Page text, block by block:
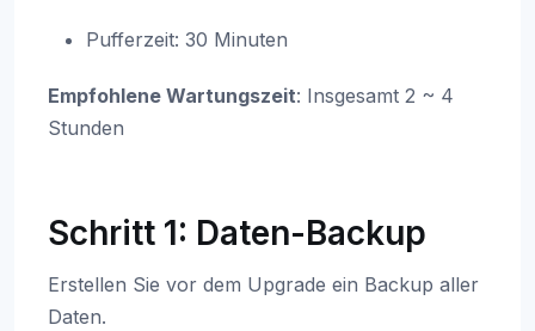
Pufferzeit: 30 Minuten
Empfohlene Wartungszeit: Insgesamt 2 ~ 4
Stunden
Schritt 1: Daten-Backup
Erstellen Sie vor dem Upgrade ein Backup aller
Daten.